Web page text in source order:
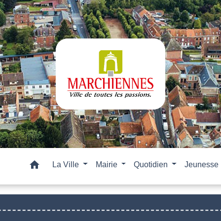
home La Ville Mairie Quotidien Jeunesse